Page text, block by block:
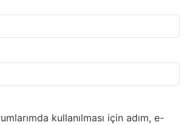
kullanılması için adım, e-